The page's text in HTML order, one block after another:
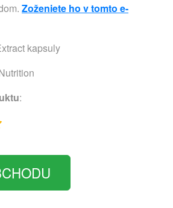
Zoženiete ho v tomto e-
kapsuly
: